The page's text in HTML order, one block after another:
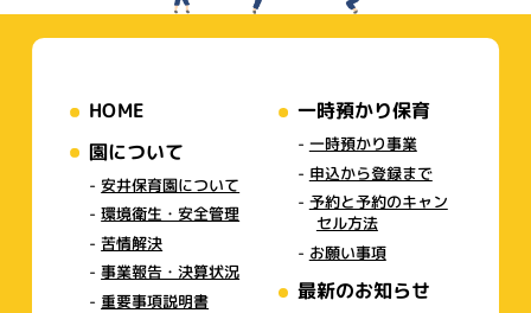
HOME
園について
安井保育園について
環境衛生・安全管理
苦情解決
事業報告・決算状況
重要事項説明書
一時預かり保育
一時預かり事業
申込から登録まで
予約と予約のキャン
セル方法
お願い事項
最新のお知らせ